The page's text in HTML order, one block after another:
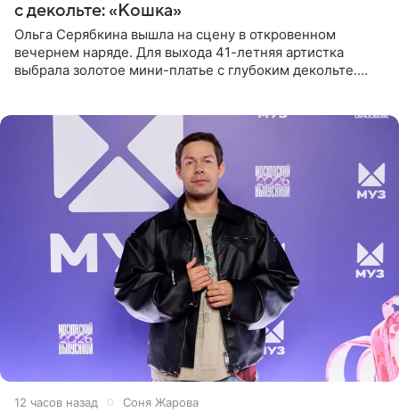
с декольте: «Кошка»
Ольга Серябкина вышла на сцену в откровенном
вечернем наряде. Для выхода 41-летняя артистка
выбрала золотое мини-платье с глубоким декольте.
12 часов назад Соня Жарова